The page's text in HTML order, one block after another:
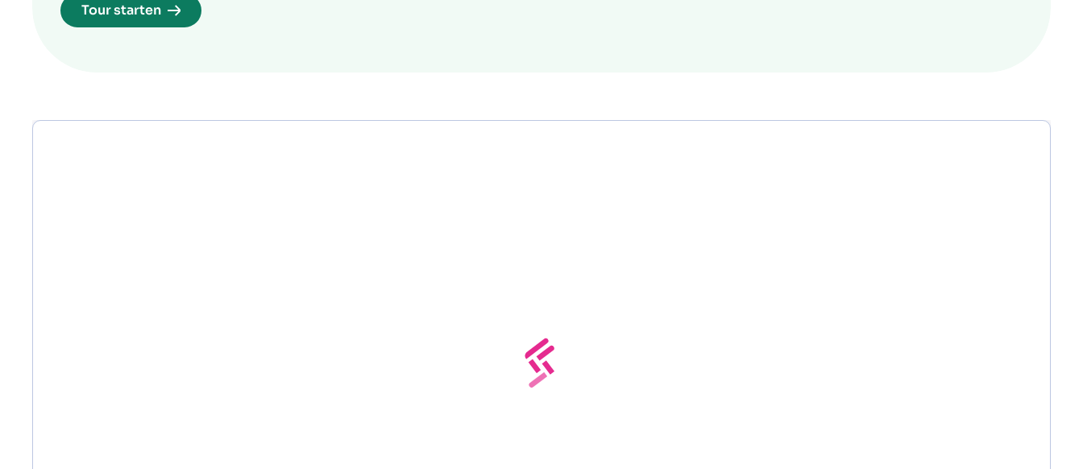
Tour starten